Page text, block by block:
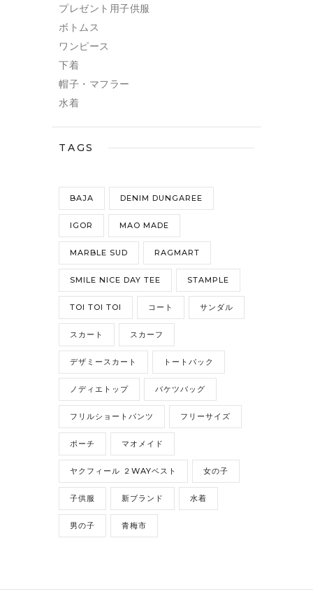
プレゼント用子供服
ボトムス
ワンピース
下着
帽子・マフラー
水着
TAGS
BAJA DENIM DUNGAREE
IGOR MAO MADE
MARBLE SUD RAGMART
SMILE NICE DAY TEE STAMPLE
TOI TOI TOI コート サンダル
スカート スカーフ
デザミースカート トートバック
ノディエトップ バケツバッグ
フリルショートパンツ フリーサイズ
ポーチ マオメイド
ヤクフィール ２WAYベスト 女の子
子供服 新ブランド 水着
男の子 青梅市